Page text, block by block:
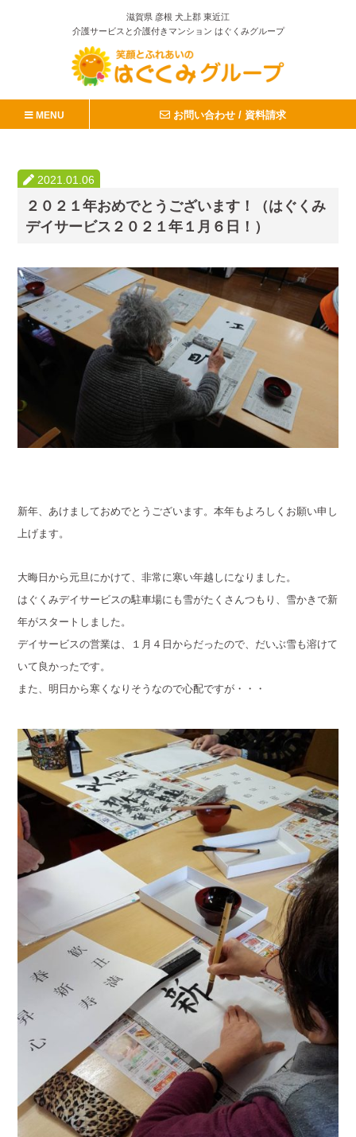
滋賀県 彦根 犬上郡 東近江
介護サービスと介護付きマンション はぐくみグループ
お問い合わせ / 資料請求
MENU
2021.01.06
２０２１年おめでとうございます！（はぐくみ
デイサービス２０２１年１月６日！）
新年、あけましておめでとうございます。本年もよろしくお願い申し
上げます。
大晦日から元旦にかけて、非常に寒い年越しになりました。
はぐくみデイサービスの駐車場にも雪がたくさんつもり、雪かきで新
年がスタートしました。
デイサービスの営業は、１月４日からだったので、だいぶ雪も溶けて
いて良かったです。
また、明日から寒くなりそうなので心配ですが・・・